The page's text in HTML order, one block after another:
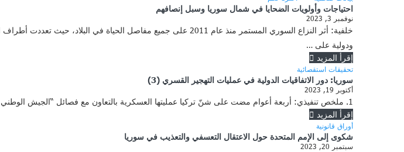
احتياجات وأولويات الضحايا في شمال سوريا وسبل إنصافهم
نوفمبر 3, 2023
خلفية: أثر النزاع السوري المستمر منذ عام 2011 على جميع مفاصل
ودولية على …
إقرأ المزيد
تحقيقات استقصائية
سوريا: دور الاتفاقيات الدولية في عمليات التهجير القسري (3)
أكتوبر 19, 2023
1. ملخص تنفيذي: أربعة أعوام مضت على شنّ تركيا عمليتها العسكرية بالتعاون مع فصائل “الجيش الوطني السوري” تحت مسمّى “نبع السلام”، على منطقتي رأس العين/ سري كانيه وتل أبيض/ كري …
إقرأ المزيد
أوراق قانونية
شكوى إلى الإمم المتحدة حول الاعتقال التعسفي والتعذيب في سوريا
سبتمبر 20, 2023